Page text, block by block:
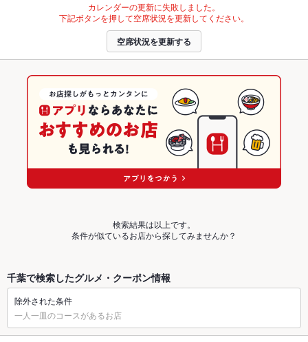
カレンダーの更新に失敗しました。
下記ボタンを押して空席状況を更新してください。
空席状況を更新する
検索結果は以上です。
条件が似ているお店から探してみませんか？
千葉で検索したグルメ・クーポン情報
除外された条件
一人一皿のコースがあるお店